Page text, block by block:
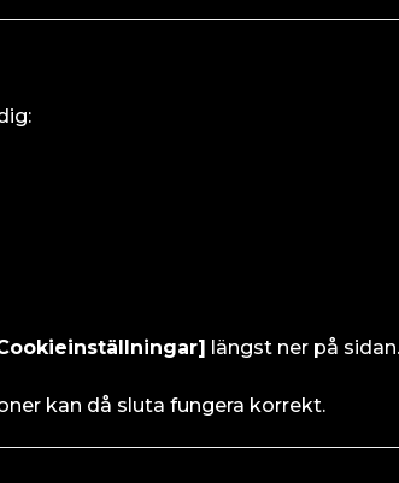
längst ner på sidan.
kan då sluta fungera korrekt.